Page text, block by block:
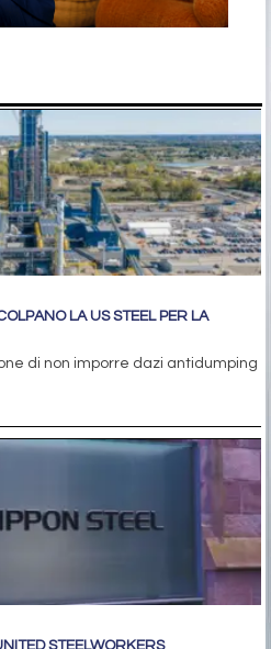
LA US STEEL PER LA
di non imporre dazi antidumping
STEELWORKERS